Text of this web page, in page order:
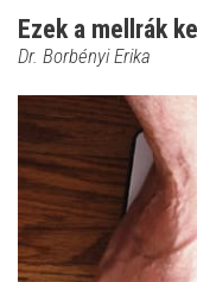
Ezek a mellrák
Dr. Borbényi Erika